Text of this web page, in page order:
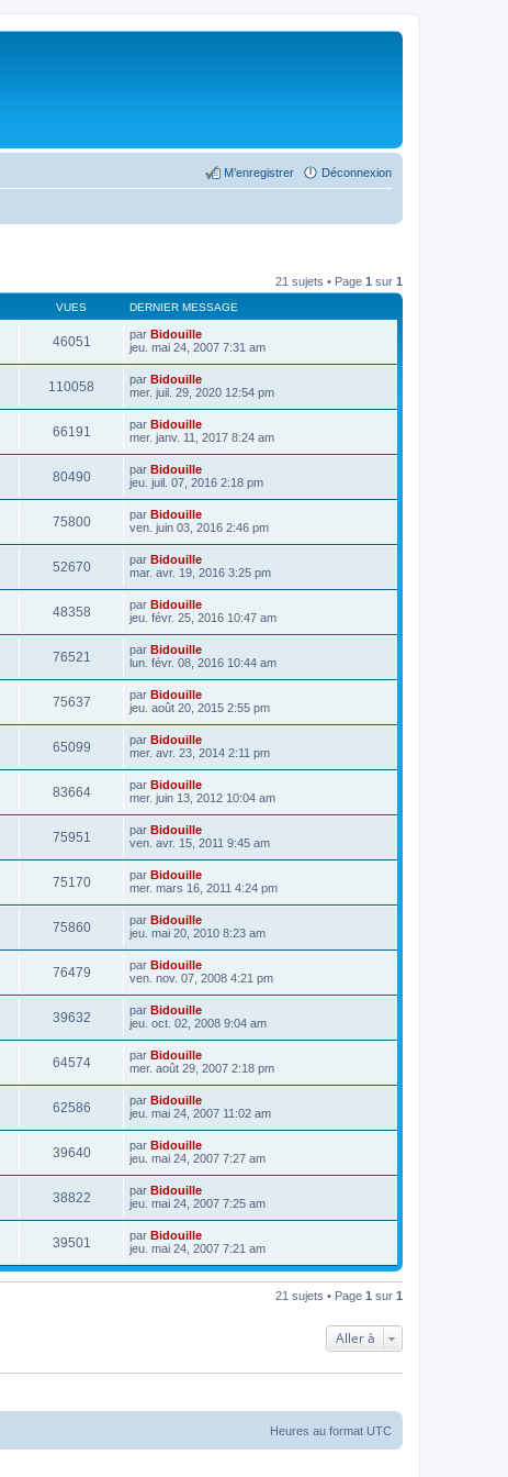
Déconnexion
M’enregistrer
21 sujets • Page 1 sur 1
VUES DERNIER MESSAGE
46051 par Bidouille
jeu. mai 24, 2007 7:31 am
110058 par Bidouille
mer. juil. 29, 2020 12:54 pm
66191 par Bidouille
mer. janv. 11, 2017 8:24 am
80490 par Bidouille
jeu. juil. 07, 2016 2:18 pm
75800 par Bidouille
ven. juin 03, 2016 2:46 pm
52670 par Bidouille
mar. avr. 19, 2016 3:25 pm
48358 par Bidouille
jeu. févr. 25, 2016 10:47 am
76521 par Bidouille
lun. févr. 08, 2016 10:44 am
75637 par Bidouille
jeu. août 20, 2015 2:55 pm
65099 par Bidouille
mer. avr. 23, 2014 2:11 pm
83664 par Bidouille
mer. juin 13, 2012 10:04 am
75951 par Bidouille
ven. avr. 15, 2011 9:45 am
75170 par Bidouille
mer. mars 16, 2011 4:24 pm
75860 par Bidouille
jeu. mai 20, 2010 8:23 am
76479 par Bidouille
ven. nov. 07, 2008 4:21 pm
39632 par Bidouille
jeu. oct. 02, 2008 9:04 am
64574 par Bidouille
mer. août 29, 2007 2:18 pm
62586 par Bidouille
jeu. mai 24, 2007 11:02 am
39640 par Bidouille
jeu. mai 24, 2007 7:27 am
38822 par Bidouille
jeu. mai 24, 2007 7:25 am
39501 par Bidouille
jeu. mai 24, 2007 7:21 am
21 sujets • Page 1 sur 1
Aller à
Heures au format UTC